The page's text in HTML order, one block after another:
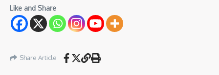
Like and Share
Share Article